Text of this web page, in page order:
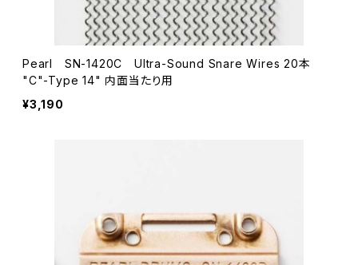
Pearl SN-1420C Ultra-Sound Snare Wires 20本
"C"-Type 14" 内面当たり用
¥3,190